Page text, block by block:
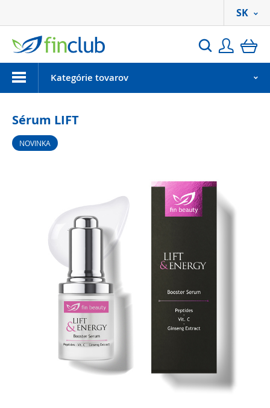
Hľadať
SK
MenuKategórie tovarov
Sérum LIFT
NOVINKA